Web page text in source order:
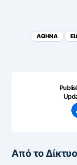
ΑΘΗΝΑ
Από το Δίκτυο